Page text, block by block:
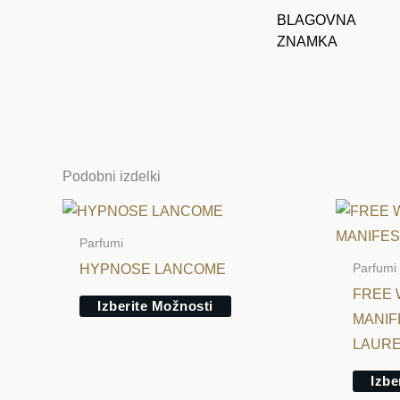
BLAGOVNA
ZNAMKA
Podobni izdelki
Parfumi
HYPNOSE LANCOME
Izberite Možnosti
Parfumi
FREE